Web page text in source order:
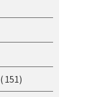
151)